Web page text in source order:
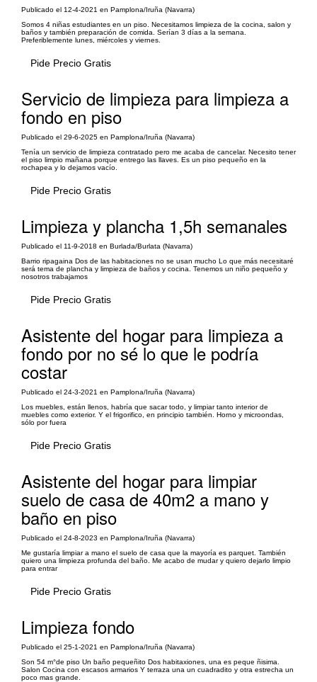
Publicado el 12-4-2021 en Pamplona/Iruña (Navarra)
Somos 4 niñas estudiantes en un piso. Necesitamos limpieza de la cocina, salon y
baños y también preparación de comida. Serían 3 días a la semana.
Preferiblemente lunes, miércoles y viernes.
Pide Precio Gratis
Servicio de limpieza para limpieza a
fondo en piso
Publicado el 29-6-2025 en Pamplona/Iruña (Navarra)
Tenía un servicio de limpieza contratado pero me acaba de cancelar. Necesito tener
el piso limpio mañana porque entrego las llaves. Es un piso pequeño en la
rochapea y lo dejamos vacío.
Pide Precio Gratis
Limpieza y plancha 1,5h semanales
Publicado el 11-9-2018 en Burlada/Burlata (Navarra)
Barrio ripagaina Dos de las habitaciones no se usan mucho Lo que más necesitaré
será tema de plancha y limpieza de baños y cocina. Tenemos un niño pequeño y
nosotros trabajamos
Pide Precio Gratis
Asistente del hogar para limpieza a
fondo por no sé lo que le podría
costar
Publicado el 24-3-2021 en Pamplona/Iruña (Navarra)
Los muebles, están llenos, habría que sacar todo, y limpiar tanto interior de
muebles como exterior. Y el frigorifico, en principio también. Horno y microondas,
sólo por fuera
Pide Precio Gratis
Asistente del hogar para limpiar
suelo de casa de 40m2 a mano y
baño en piso
Publicado el 24-8-2023 en Pamplona/Iruña (Navarra)
Me gustaría limpiar a mano el suelo de casa que la mayoría es parquet. También
quiero una limpieza profunda del baño. Me acabo de mudar y quiero dejarlo limpio
para entrar
Pide Precio Gratis
Limpieza fondo
Publicado el 25-1-2021 en Pamplona/Iruña (Navarra)
Son 54 m°de piso Un baño pequeñito Dos habitaxiones, una es peque ñisima.
Salon Cocina con escasos armarios Y terraza una un cuadradito y otra estrecha un
poco mas grande.